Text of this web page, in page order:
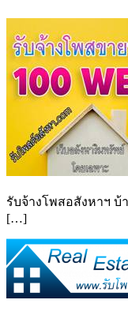
รับจ้างโพสอสังหาฯ
[…]